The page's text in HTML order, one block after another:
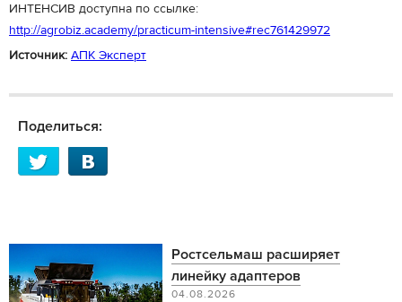
ИНТЕНСИВ доступна по ссылке:
http://agrobiz.academy/practicum-intensive#rec761429972
Источник: АПК Эксперт
Поделиться:
Ростсельмаш расширяет
линейку адаптеров
04.08.2026